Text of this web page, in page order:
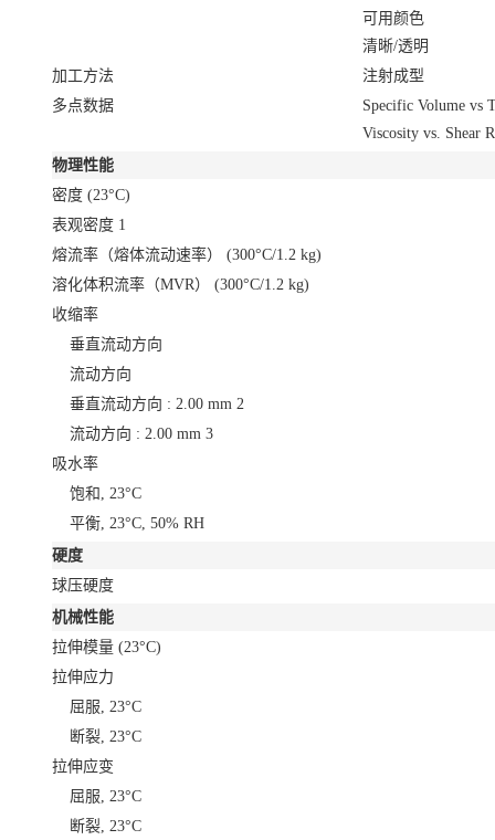
可用颜色
清晰/透明
加工方法
注射成型
多点数据
Specific Volume vs
Viscosity vs. Shear
物理性能
密度 (23°C)
表观密度 1
熔流率（熔体流动速率） (300°C/1.2 kg)
溶化体积流率（MVR） (300°C/1.2 kg)
收缩率
垂直流动方向
流动方向
垂直流动方向 : 2.00 mm 2
流动方向 : 2.00 mm 3
吸水率
饱和, 23°C
平衡, 23°C, 50% RH
硬度
球压硬度
机械性能
拉伸模量 (23°C)
拉伸应力
屈服, 23°C
断裂, 23°C
拉伸应变
屈服, 23°C
断裂, 23°C